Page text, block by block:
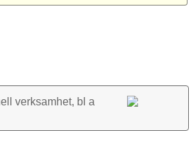
verk­samhet, bl a